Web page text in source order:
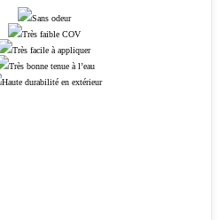
Sans odeur
Très faible COV
Très facile à appliquer
Très bonne tenue à l’eau
Haute durabilité en extérieur